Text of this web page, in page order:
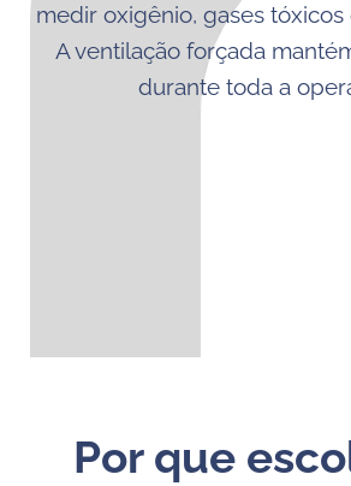
medir oxigênio, gases tóxicos
A ventilação forçada
durante toda a
Por que